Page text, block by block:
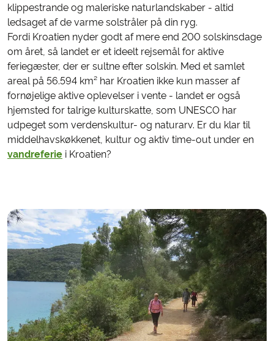
klippestrande og maleriske naturlandskaber - altid
ledsaget af de varme solstråler på din ryg.
Fordi Kroatien nyder godt af mere end 200 solskinsdage
om året, så landet er et ideelt rejsemål for aktive
feriegæster, der er sultne efter solskin. Med et samlet
areal på 56.594 km² har Kroatien ikke kun masser af
fornøjelige aktive oplevelser i vente - landet er også
hjemsted for talrige kulturskatte, som UNESCO har
udpeget som verdenskultur- og naturarv. Er du klar til
middelhavskøkkenet, kultur og aktiv time-out under en
vandreferie i Kroatien?